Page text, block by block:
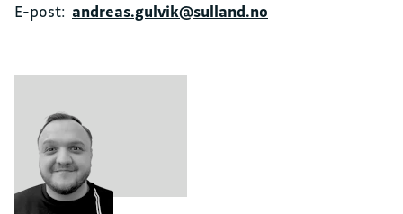
E-post: andreas.gulvik@sulland.no